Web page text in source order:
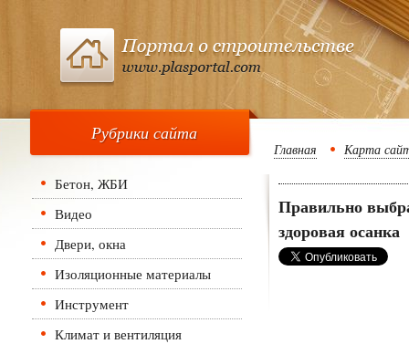
Рубрики сайта
Бетон, ЖБИ
Видео
Двери, окна
Изоляционные материалы
Инструмент
Климат и вентиляция
Главная Карта
Правильно
здоровая осанка